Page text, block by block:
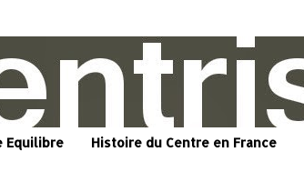
Equilibre Histoire du Centre en France